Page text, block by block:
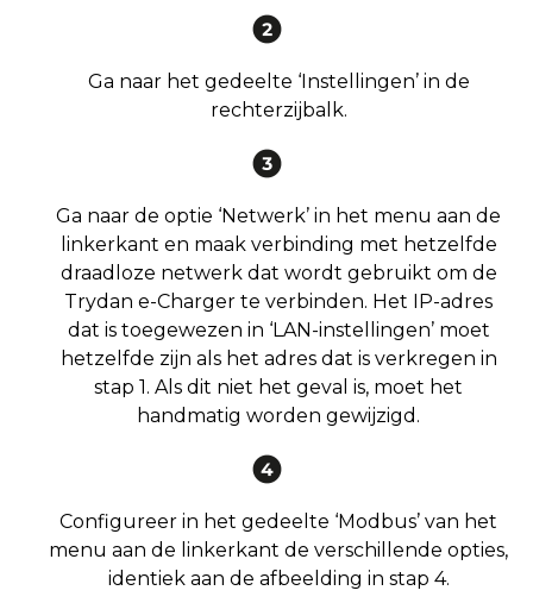
Ga naar het gedeelte ‘Instellingen’ in de
rechterzijbalk.
Ga naar de optie ‘Netwerk’ in het menu aan de
linkerkant en maak verbinding met hetzelfde
draadloze netwerk dat wordt gebruikt om de
Trydan e-Charger te verbinden. Het IP-adres
dat is toegewezen in ‘LAN-instellingen’ moet
hetzelfde zijn als het adres dat is verkregen in
stap 1. Als dit niet het geval is, moet het
handmatig worden gewijzigd.
Configureer in het gedeelte ‘Modbus’ van het
menu aan de linkerkant de verschillende opties,
identiek aan de afbeelding in stap 4.